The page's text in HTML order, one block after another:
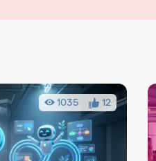
1035 12